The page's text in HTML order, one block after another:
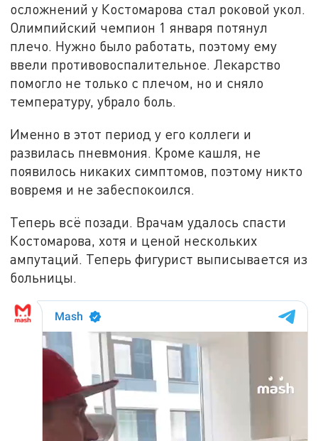
осложнений у Костомарова стал роковой укол.
Олимпийский чемпион 1 января потянул
плечо. Нужно было работать, поэтому ему
ввели противовоспалительное. Лекарство
помогло не только с плечом, но и сняло
температуру, убрало боль.
Именно в этот период у его коллеги и
развилась пневмония. Кроме кашля, не
появилось никаких симптомов, поэтому никто
вовремя и не забеспокоился.
Теперь всё позади. Врачам удалось спасти
Костомарова, хотя и ценой нескольких
ампутаций. Теперь фигурист выписывается из
больницы.